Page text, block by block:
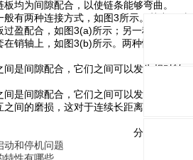
均为间隙配合，以使链条能够弯曲。
有两种连接方式，如图3所示。其中一种
盈配合，如图3(a)所示；另一种为套筒不
销轴上，如图3(b)所示。两种情况下套筒
是间隙配合，它们之间可以发生相对转
是间隙配合，它们之间可以发生发生相对
间的磨损，这对于连续长距离的输送非常
分享与关注：
动和停机问题